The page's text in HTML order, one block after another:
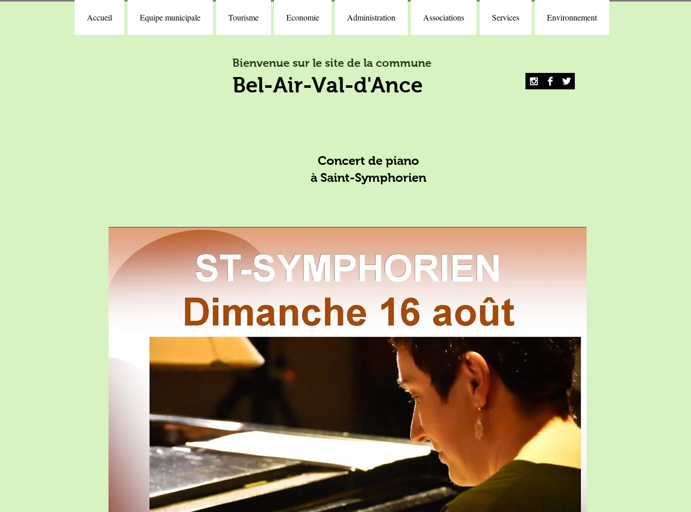
Accueil Equipe municipale Tourisme Economie Administration Associations Services Environnement
Bienvenue sur le site de la commune
Bel-Air-Val-d'Ance
Concert de piano
à Saint-Symphorien